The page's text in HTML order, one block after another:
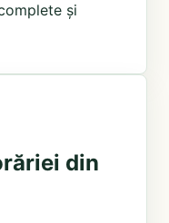
și
din